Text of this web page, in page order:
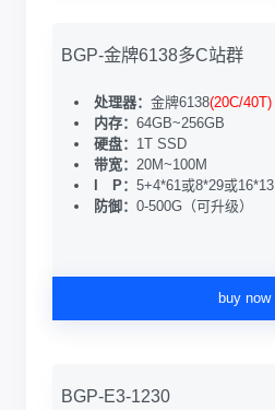
BGP-金牌6138多C站群
处理器： 金牌6138(20C/40T)
内存： 64GB~256GB
硬盘： 1T SSD
带宽： 20M~100M
I P： 5+4*61或8*29或16*13
防御： 0-500G（可升级）
buy now
BGP-E3-1230